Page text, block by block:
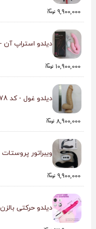
9,900,000
دیلدو استراپ آن -
10,900,000
دیلدو غول - کد 078
8,900,000
ویبراتور پروستات -
9,900,000
دیلدو حرکتی بالزن -